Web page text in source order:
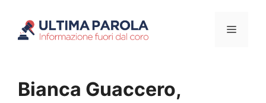
Menu
Bianca Guaccero,